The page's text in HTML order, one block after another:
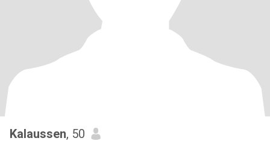
Kalaussen, 50